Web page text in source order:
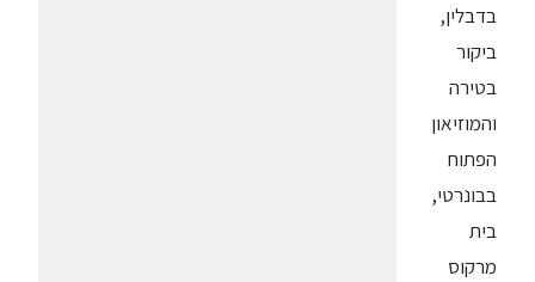
בדבלין,
ביקור
בטירה
והמוזיאון
הפתוח
בבונרטי,
בית
מרקוס